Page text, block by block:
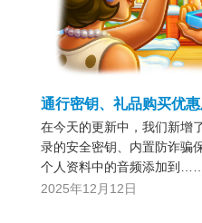
通行密钥、礼品购买优
在今天的更新中，我们新增
录的安全密钥、内置防诈骗
个人资料中的音频添加到……
2025年12月12日